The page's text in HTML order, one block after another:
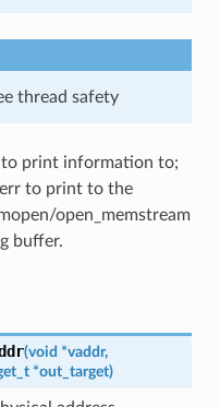
thread safety
print information to;
to print to the
open_memstream
buffer.
(void *vaddr,
*out_target)